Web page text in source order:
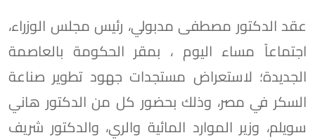
عقد الدكتور مصطفى مدبولي، رئيس مجلس الوزراء،
اجتماعاً مساء اليوم ، بمقر الحكومة بالعاصمة
الجديدة؛ لاستعراض مستجدات جهود تطوير صناعة
السكر في مصر، وذلك بحضور كل من الدكتور هاني
سويلم، وزير الموارد المائية والري، والدكتور شريف